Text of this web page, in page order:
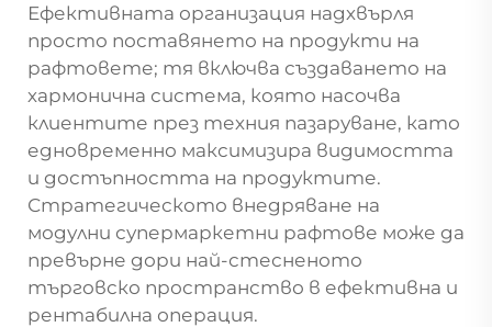
Ефективната организация надхвърля
просто поставянето на продукти на
рафтовете; тя включва създаването на
хармонична система, която насочва
клиентите през техния пазаруване, като
едновременно максимизира видимостта
и достъпността на продуктите.
Стратегическото внедряване на
модулни супермаркетни рафтове може да
превърне дори най-стесненото
търговско пространство в ефективна и
рентабилна операция.